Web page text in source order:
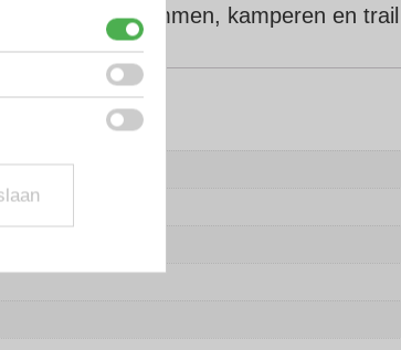
klimmen, kamperen en